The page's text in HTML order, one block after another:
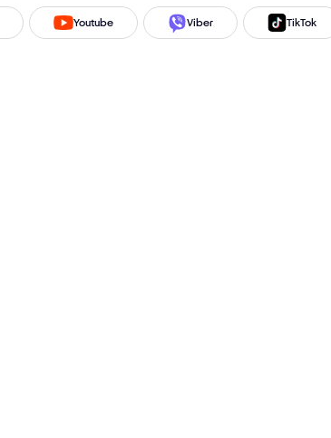
Youtube Viber TikTok